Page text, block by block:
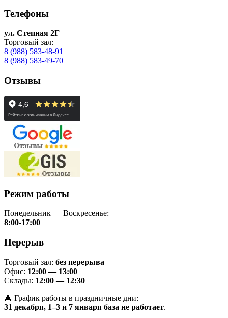
Телефоны
ул. Степная 2Г
Торговый зал:
8 (988) 583-48-91
8 (988) 583-49-70
Отзывы
Режим работы
Понедельник — Воскресенье:
8:00-17:00
Перерыв
Торговый зал: без перерыва
Офис: 12:00 — 13:00
Склады: 12:00 — 12:30
🎄 График работы в праздничные дни:
31 декабря, 1–3 и 7 января база не работает.